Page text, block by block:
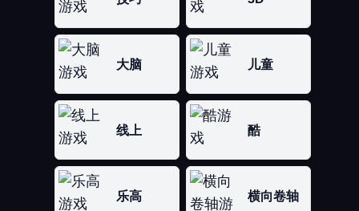
大脑 儿童
线上 酷
乐高 横向卷轴